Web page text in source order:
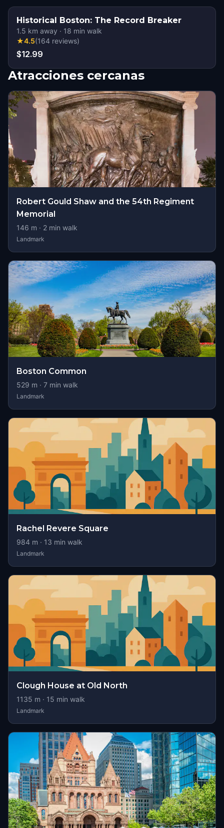
Historical Boston: The Record Breaker
1.5 km away · 18 min walk
★4.5(164 reviews)
$12.99
Atracciones cercanas
Robert Gould Shaw and the 54th Regiment
Memorial
146 m · 2 min walk
Landmark
Boston Common
529 m · 7 min walk
Landmark
Rachel Revere Square
984 m · 13 min walk
Landmark
Clough House at Old North
1135 m · 15 min walk
Landmark